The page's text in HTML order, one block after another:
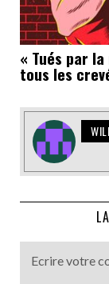
« Tués par
tous les